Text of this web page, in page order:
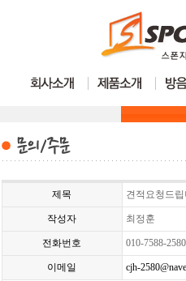
제목 견적요청드
작성자 최정훈
전화번호 010-7588-2580
이메일 cjh-